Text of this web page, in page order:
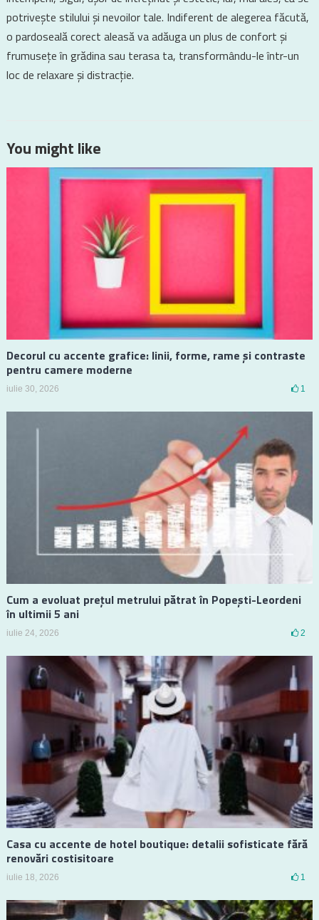
potrivește stilului și nevoilor tale. Indiferent de alegerea făcută,
o pardoseală corect aleasă va adăuga un plus de confort și
frumusețe în grădina sau terasa ta, transformându-le într-un
loc de relaxare și distracție.
You might like
Decorul cu accente grafice: linii, forme, rame și contraste
pentru camere moderne
iulie 30, 2026 1
Cum a evoluat prețul metrului pătrat în Popești-Leordeni
în ultimii 5 ani
iulie 24, 2026 2
Casa cu accente de hotel boutique: detalii sofisticate fără
renovări costisitoare
iulie 18, 2026 1